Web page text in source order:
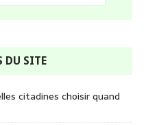
DU SITE
citadines choisir quand